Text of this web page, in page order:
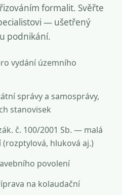
formalit. Svěřte
— ušetřený
podnikání.
vydání územního
správy a samosprávy,
stanovisek
č. 100/2001 Sb. — malá
(rozptylová, hluková aj.)
povolení
na kolaudační